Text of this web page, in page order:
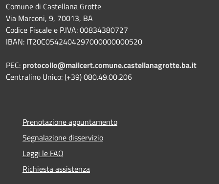
Comune di Castellana Grotte
Via Marconi, 9, 70013, BA
Codice Fiscale e P.IVA: 00834380727
IBAN: IT20C0542404297000000000520
PEC: protocollo@mailcert.comune.castellanagrotte.ba.it
Centralino Unico: (+39) 080.49.00.206
Prenotazione appuntamento
Segnalazione disservizio
Leggi le FAQ
Richiesta assistenza